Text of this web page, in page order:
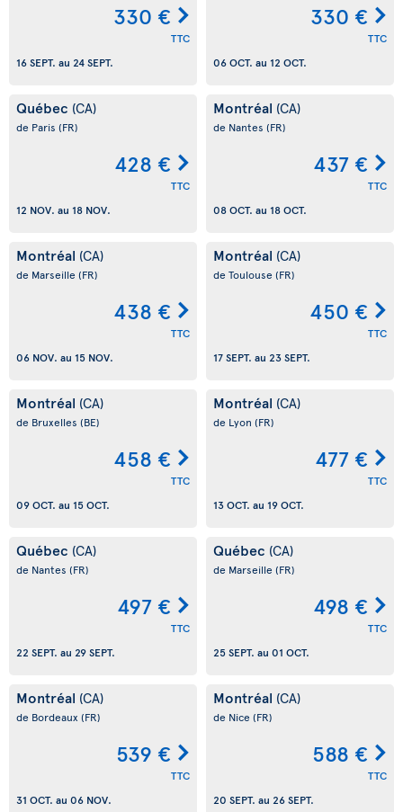
330 €
TTC
16 SEPT. au 24 SEPT.
330 €
TTC
06 OCT. au 12 OCT.
Québec (CA)
de Paris (FR)
428 €
TTC
12 NOV. au 18 NOV.
Montréal (CA)
de Nantes (FR)
437 €
TTC
08 OCT. au 18 OCT.
Montréal (CA)
de Marseille (FR)
438 €
TTC
06 NOV. au 15 NOV.
Montréal (CA)
de Toulouse (FR)
450 €
TTC
17 SEPT. au 23 SEPT.
Montréal (CA)
de Bruxelles (BE)
458 €
TTC
09 OCT. au 15 OCT.
Montréal (CA)
de Lyon (FR)
477 €
TTC
13 OCT. au 19 OCT.
Québec (CA)
de Nantes (FR)
497 €
TTC
22 SEPT. au 29 SEPT.
Québec (CA)
de Marseille (FR)
498 €
TTC
25 SEPT. au 01 OCT.
Montréal (CA)
de Bordeaux (FR)
539 €
TTC
31 OCT. au 06 NOV.
Montréal (CA)
de Nice (FR)
588 €
TTC
20 SEPT. au 26 SEPT.